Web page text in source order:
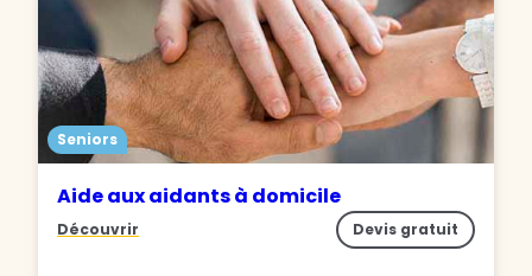
Seniors
Aide aux aidants à domicile
Découvrir Devis gratuit